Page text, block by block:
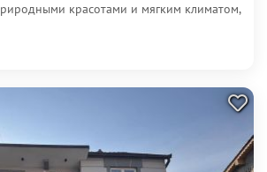
красотами и мягким климатом,